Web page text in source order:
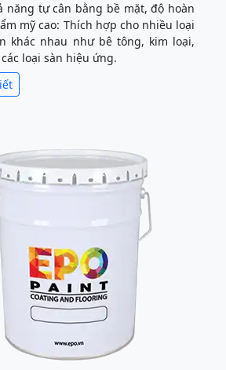
năng tự cân bằng bề mặt, độ hoàn
mỹ cao: Thích hợp cho nhiều loại
khác nhau như bê tông, kim loại,
loại sàn hiệu ứng.